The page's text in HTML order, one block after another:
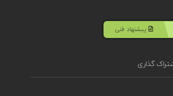
پیشنهاد فنی
گذاری